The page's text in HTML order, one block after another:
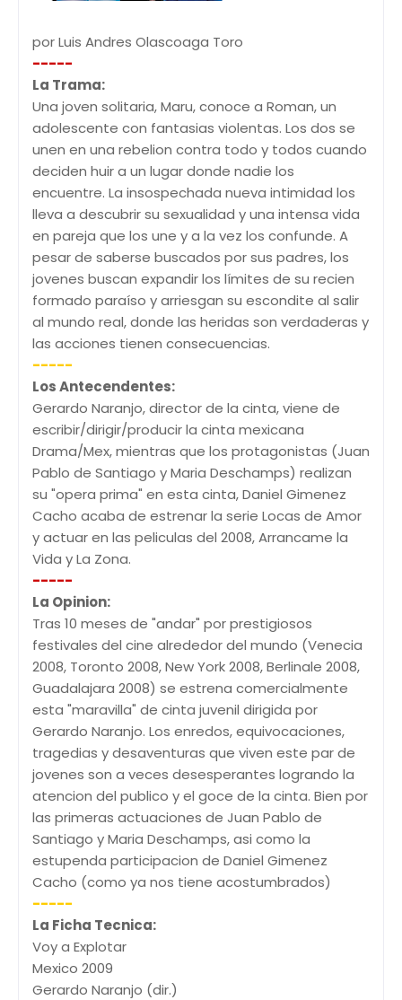
por Luis Andres Olascoaga Toro
-----
La Trama:
Una joven solitaria, Maru, conoce a Roman, un
adolescente con fantasias violentas. Los dos se
unen en una rebelion contra todo y todos cuando
deciden huir a un lugar donde nadie los
encuentre. La insospechada nueva intimidad los
lleva a descubrir su sexualidad y una intensa vida
en pareja que los une y a la vez los confunde. A
pesar de saberse buscados por sus padres, los
jovenes buscan expandir los límites de su recien
formado paraíso y arriesgan su escondite al salir
al mundo real, donde las heridas son verdaderas y
las acciones tienen consecuencias.
-----
Los Antecendentes:
Gerardo Naranjo, director de la cinta, viene de
escribir/dirigir/producir la cinta mexicana
Drama/Mex, mientras que los protagonistas (Juan
Pablo de Santiago y Maria Deschamps) realizan
su "opera prima" en esta cinta, Daniel Gimenez
Cacho acaba de estrenar la serie Locas de Amor
y actuar en las peliculas del 2008, Arrancame la
Vida y La Zona.
-----
La Opinion:
Tras 10 meses de "andar" por prestigiosos
festivales del cine alrededor del mundo (Venecia
2008, Toronto 2008, New York 2008, Berlinale 2008,
Guadalajara 2008) se estrena comercialmente
esta "maravilla" de cinta juvenil dirigida por
Gerardo Naranjo. Los enredos, equivocaciones,
tragedias y desaventuras que viven este par de
jovenes son a veces desesperantes logrando la
atencion del publico y el goce de la cinta. Bien por
las primeras actuaciones de Juan Pablo de
Santiago y Maria Deschamps, asi como la
estupenda participacion de Daniel Gimenez
Cacho (como ya nos tiene acostumbrados)
-----
La Ficha Tecnica:
Voy a Explotar
Mexico 2009
Gerardo Naranjo (dir.)